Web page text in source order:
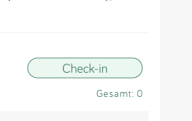
Anmelden
Gesamt: 0